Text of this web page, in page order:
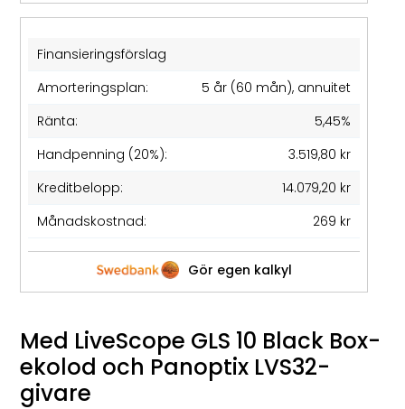
Finansieringsförslag
Amorteringsplan:
5 år (60 mån), annuitet
Ränta:
5,45%
Handpenning (20%):
3.519,80 kr
Kreditbelopp:
14.079,20 kr
Månadskostnad:
269 kr
Gör egen kalkyl
Med LiveScope GLS 10 Black Box-
ekolod och Panoptix LVS32-
givare